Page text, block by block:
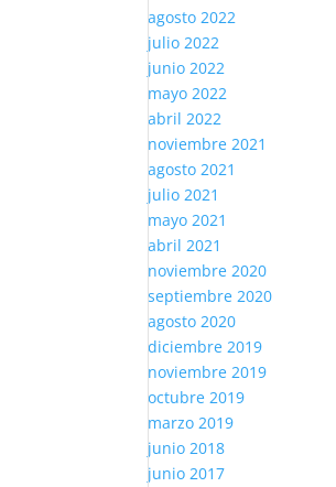
agosto 2022
julio 2022
junio 2022
mayo 2022
abril 2022
noviembre 2021
agosto 2021
julio 2021
mayo 2021
abril 2021
noviembre 2020
septiembre 2020
agosto 2020
diciembre 2019
noviembre 2019
octubre 2019
marzo 2019
junio 2018
junio 2017